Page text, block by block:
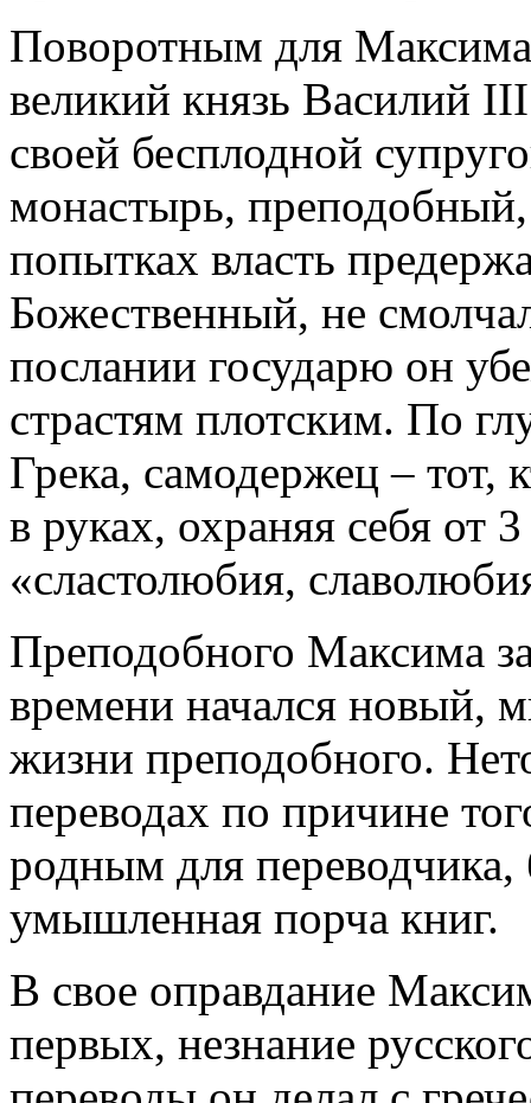
Поворотным для Максима
великий князь Василий
своей бесплодной
монастырь,
попытках власть
Божественный, не
послании государю он
страстям плотским. По
Грека, самодержец – тот,
в руках, охраняя себя от
«сластолюбия,
Преподобного Максима
времени начался новый,
жизни преподобного.
переводах по причине
родным для
умышленная порча книг.
В свое оправдание
первых, незнание